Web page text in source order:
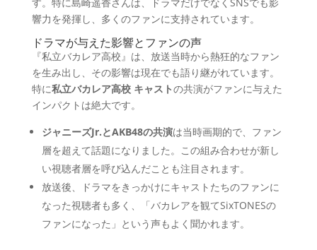
す。特に島崎遥香さんは、ドラマだけでなくSNSでも影
響力を発揮し、多くのファンに支持されています。
ドラマが与えた影響とファンの声
『私立バカレア高校』は、放送当時から熱狂的なファン
を生み出し、その影響は現在でも語り継がれています。
特に私立バカレア高校 キャストの共演がファンに与えた
インパクトは絶大です。
ジャニーズJr.とAKB48の共演は当時画期的で、ファン
層を超えて話題になりました。この組み合わせが新し
い視聴者層を呼び込んだことも注目されます。
放送後、ドラマをきっかけにキャストたちのファンに
なった視聴者も多く、「バカレアを観てSixTONESの
ファンになった」という声もよく聞かれます。